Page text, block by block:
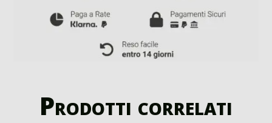
Prodotti correlati